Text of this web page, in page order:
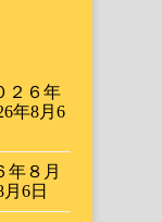
２６年
年8月6
８月
6日